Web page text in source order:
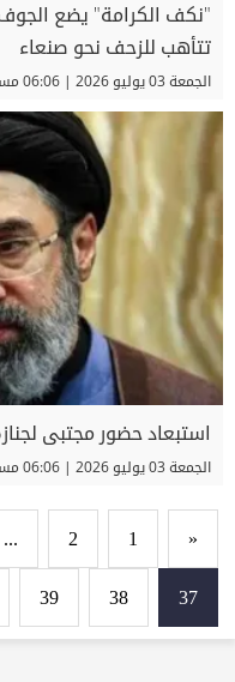
"نكف الكرامة" يضع
تتأهب للزحف نحو صنعاء
الجمعة 03 يوليو 2026 | 06:06 مساءً
استبعاد حضور مجتبى
الجمعة 03 يوليو 2026 | 06:06 مساءً
«
1
2
...
37
38
39